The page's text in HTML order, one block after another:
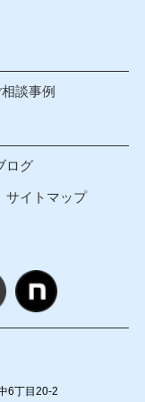
相談事例
ログ
サイトマップ
6丁目20-2